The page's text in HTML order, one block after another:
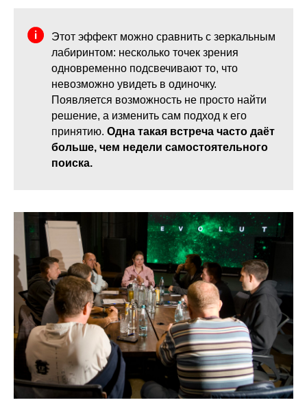
Этот эффект можно сравнить с зеркальным
лабиринтом: несколько точек зрения
одновременно подсвечивают то, что
невозможно увидеть в одиночку.
Появляется возможность не просто найти
решение, а изменить сам подход к его
принятию. Одна такая встреча часто даёт
больше, чем недели самостоятельного
поиска.